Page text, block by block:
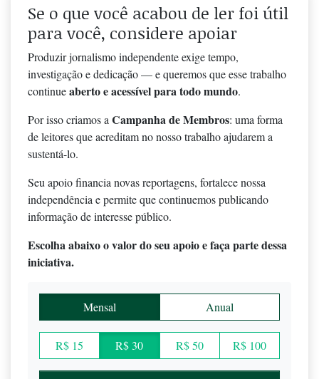
Se o que você acabou de ler foi útil
para você, considere apoiar
Produzir jornalismo independente exige tempo,
investigação e dedicação — e queremos que esse trabalho
continueaberto e acessível para todo mundo.
Por isso criamos a Campanha de Membros: uma forma
de leitores que acreditam no nosso trabalho ajudarem a
sustentá-lo.
Seu apoio financia novas reportagens, fortalece nossa
independência e permite que continuemos publicando
informação de interesse público.
Escolha abaixo o valor do seu apoio e faça parte dessa
iniciativa.
Mensal Anual
R$ 15 R$ 30 R$ 50 R$ 100